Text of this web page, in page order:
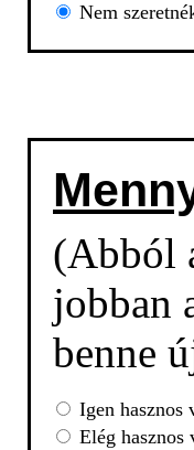
Nem
(Abból
jobban
benne
Igen hasznos
Elég hasznos